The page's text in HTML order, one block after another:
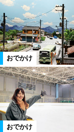
矢祭町
大玉村
西会津町
石川町
おでかけ
おでかけ